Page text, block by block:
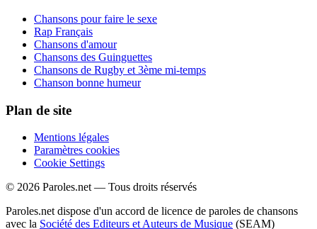
Chansons pour faire le sexe
Rap Français
Chansons d'amour
Chansons des Guinguettes
Chansons de Rugby et 3ème mi-temps
Chanson bonne humeur
Plan de site
Mentions légales
Paramètres cookies
Cookie Settings
© 2026 Paroles.net — Tous droits réservés
Paroles.net dispose d'un accord de licence de paroles de chansons
avec la Société des Editeurs et Auteurs de Musique (SEAM)